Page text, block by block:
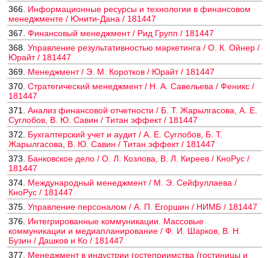
366. Информационные ресурсы и технологии в финансовом
менеджменте / Юнити-Дана / 181447
367. Финансовый менеджмент / Рид Групп / 181447
368. Управление результативностью маркетинга / О. К. Ойнер /
Юрайт / 181447
369. Менеджмент / Э. М. Коротков / Юрайт / 181447
370. Стратегический менеджмент / Н. А. Савельева / Феникс /
181447
371. Анализ финансовой отчетности / Б. Т. Жарылгасова, А. Е.
Суглобов, В. Ю. Савин / Титан эффект / 181447
372. Бухгалтерский учет и аудит / А. Е. Суглобов, Б. Т.
Жарылгасова, В. Ю. Савин / Титан эффект / 181447
373. Банковское дело / О. Л. Козлова, В. Л. Киреев / КноРус /
181447
374. Международный менеджмент / М. Э. Сейфуллаева /
КноРус / 181447
375. Управление персоналом / А. П. Егоршин / НИМБ / 181447
376. Интегрированные коммуникации. Массовые
коммуникации и медиапланирование / Ф. И. Шарков, В. Н.
Бузин / Дашков и Ко / 181447
377. Менеджмент в индустрии гостеприимства (гостиницы и